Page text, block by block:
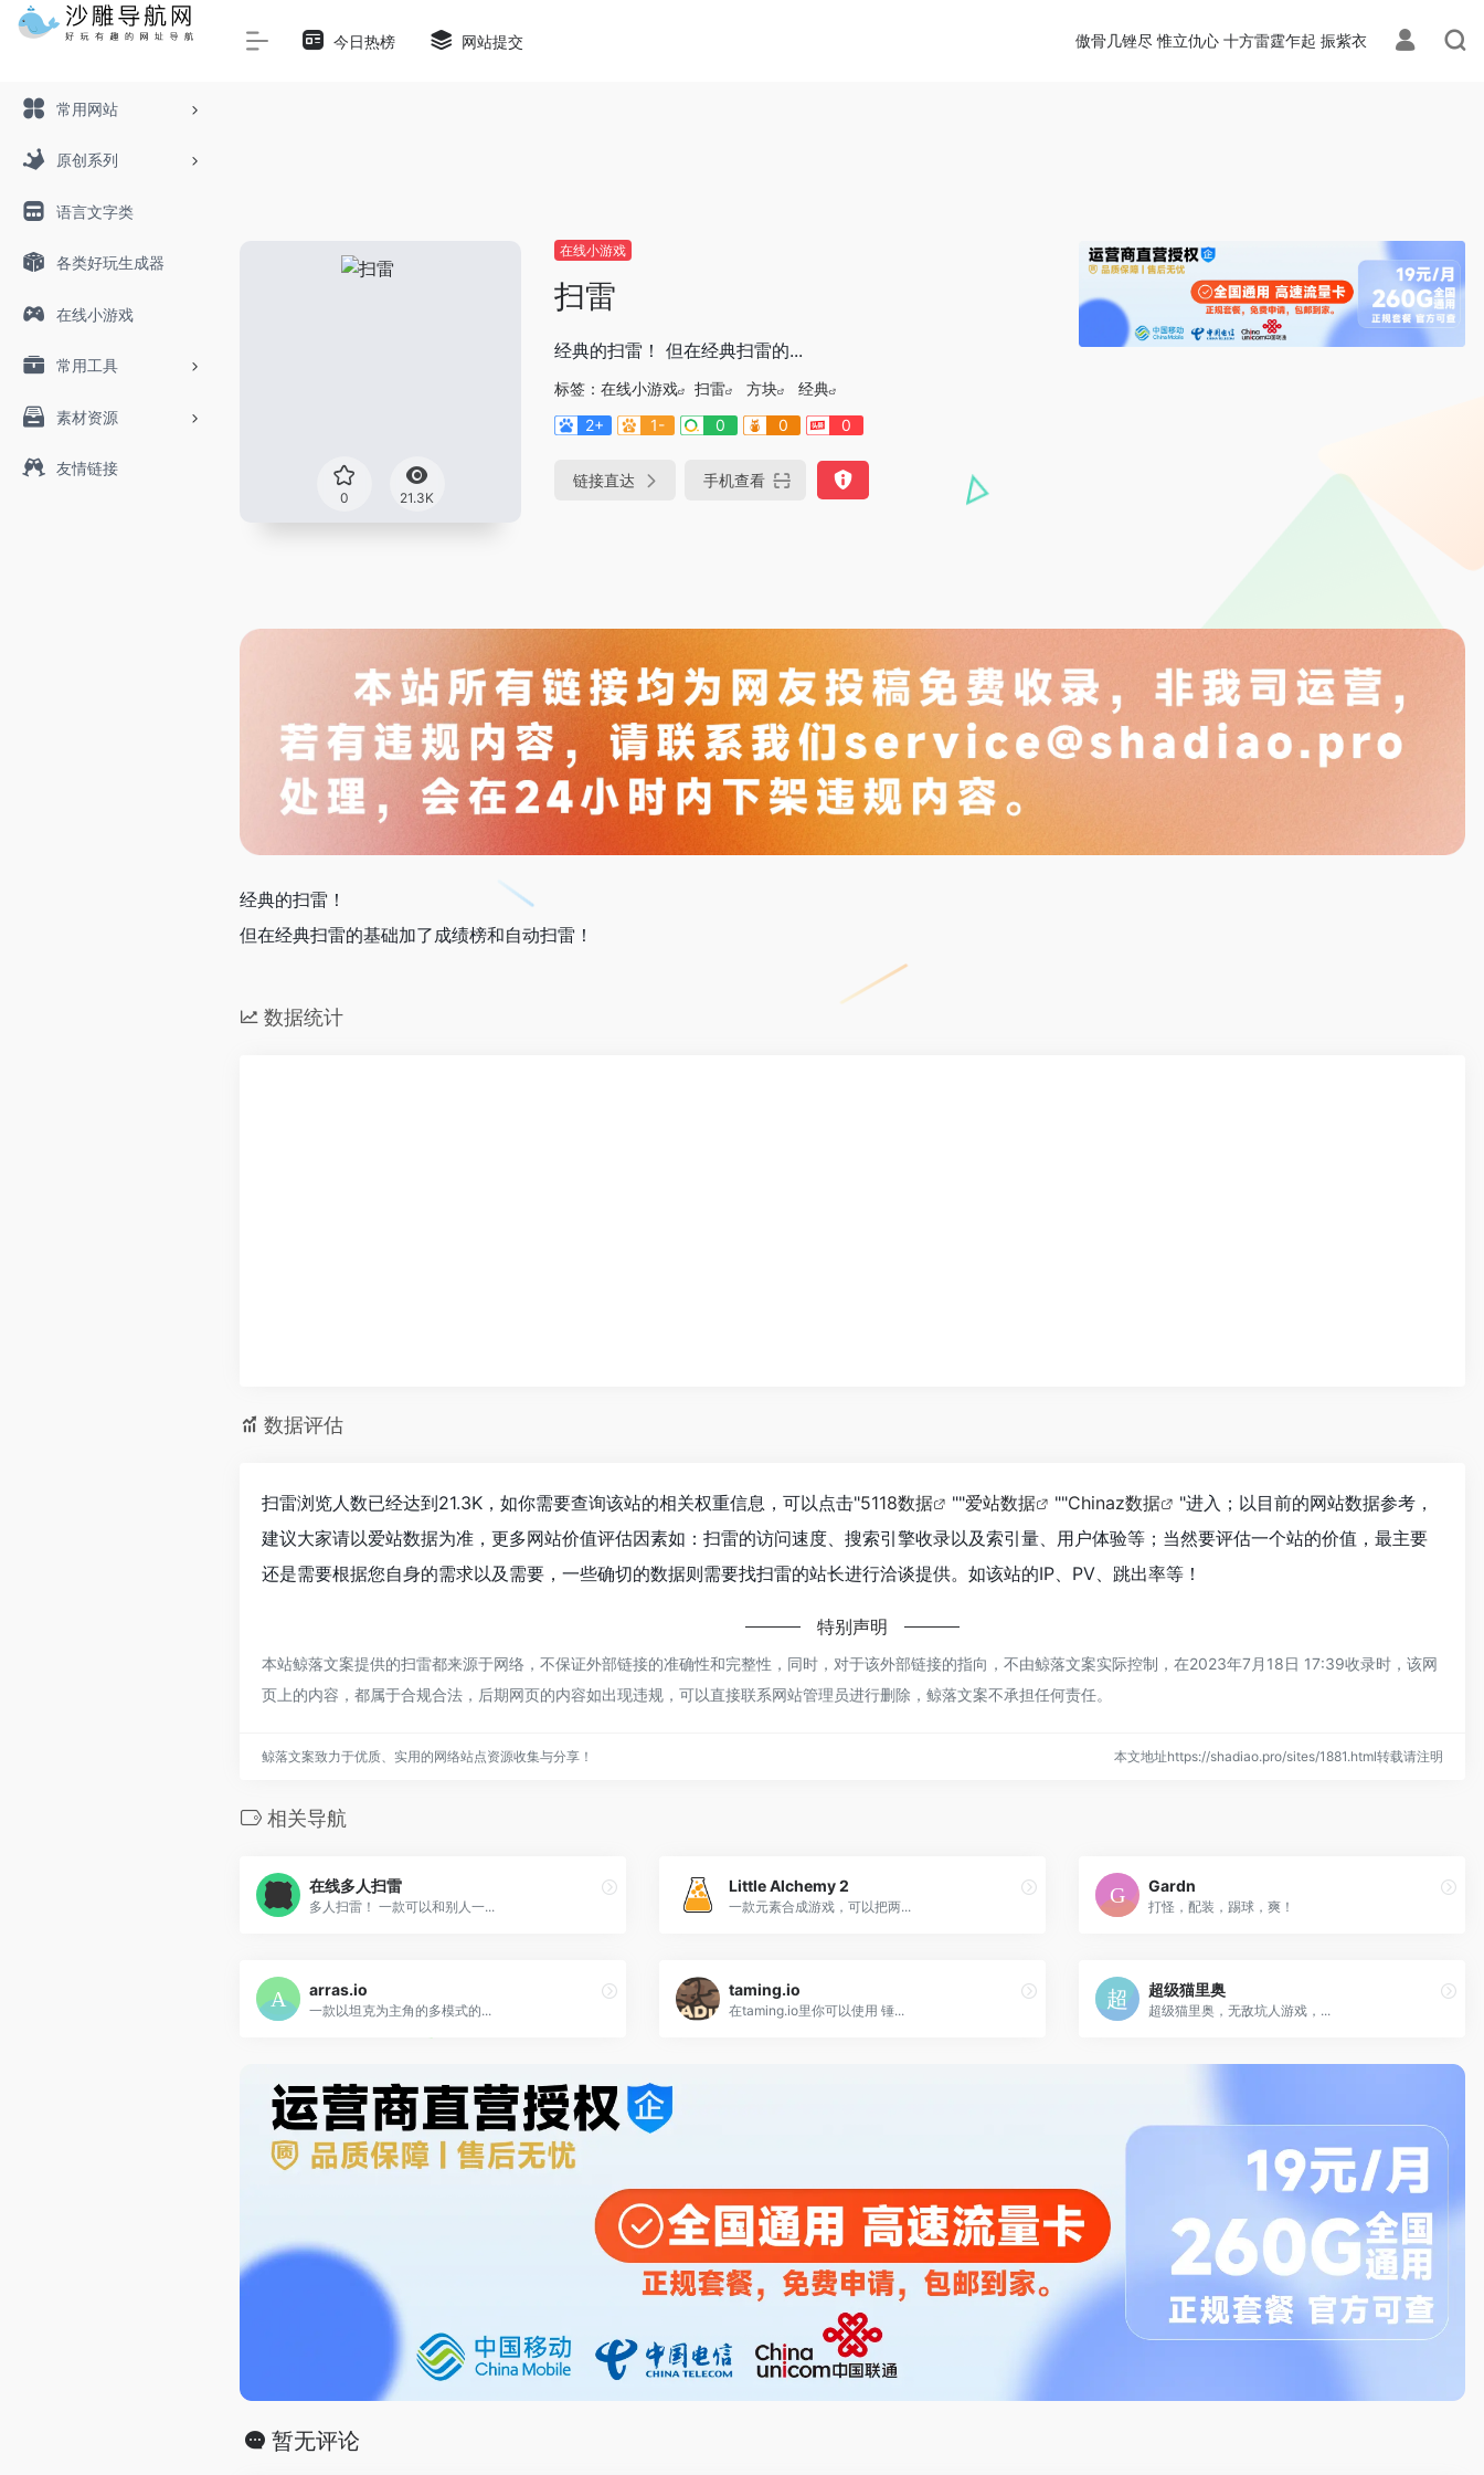
Warning: Array to string conversion in /www/wwwroot/shadiao.pro/wp-content/themes/onenav/inc/wp-optimization.php on line113
常用网站
原创系列
语言文字类
各类好玩生成器
在线小游戏
常用工具
素材资源
友情链接
今日热榜 网站提交 傲骨几锉尽 惟立仇心 十方雷霆乍起 振紫衣
0 21.3K
在线小游戏
扫雷
经典的扫雷！ 但在经典扫雷的...
标签： 在线小游戏 扫雷 方块
经典
2+
1- 0 0 0
链接直达 手机查看
经典的扫雷！
但在经典扫雷的基础加了成绩榜和自动扫雷！
数据统计
数据评估
扫雷浏览人数已经达到21.3K，如你需要查询该站的相关权重信息，可以点击"5118数据 ""爱站数据 ""Chinaz数据
"进入；以目前的网站数据参考，
建议大家请以爱站数据为准，更多网站价值评估因素如：扫雷的访问速度、搜索引擎收录以及索引量、用户体验等；当然要评估一个站的价值，最主要
还是需要根据您自身的需求以及需要，一些确切的数据则需要找扫雷的站长进行洽谈提供。如该站的IP、PV、跳出率等！
特别声明
本站鲸落文案提供的扫雷都来源于网络，不保证外部链接的准确性和完整性，同时，对于该外部链接的指向，不由鲸落文案实际控制，在2023年7月18日 17:39收录时，该网
页上的内容，都属于合规合法，后期网页的内容如出现违规，可以直接联系网站管理员进行删除，鲸落文案不承担任何责任。
鲸落文案致力于优质、实用的网络站点资源收集与分享！ 本文地址https://shadiao.pro/sites/1881.html转载请注明
相关导航
在线多人扫雷
多人扫雷！ 一款可以和别人一...
Little Alchemy 2
一款元素合成游戏，可以把两...
Gardn
打怪，配装，踢球，爽！
arras.io
一款以坦克为主角的多模式的...
taming.io
在taming.io里你可以使用 锤...
超级猫里奥
超级猫里奥，无敌坑人游戏，...
暂无评论